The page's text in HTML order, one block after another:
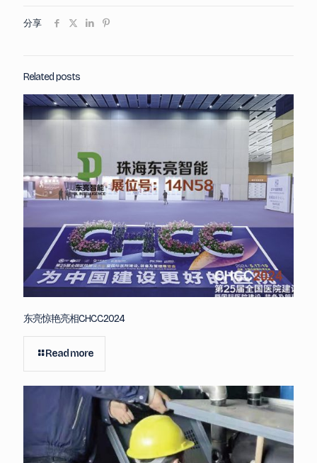
分享
Related posts
东亮惊艳亮相CHCC2024
Read more